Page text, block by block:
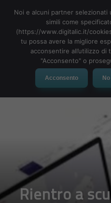
MENU
Rientro a
Noi e alcuni partner
simili come
(https://www.digitalic.it/
tu possa avere la migliore
acconsentire all’utilizzo
"Acconsento" o
Acconsento No